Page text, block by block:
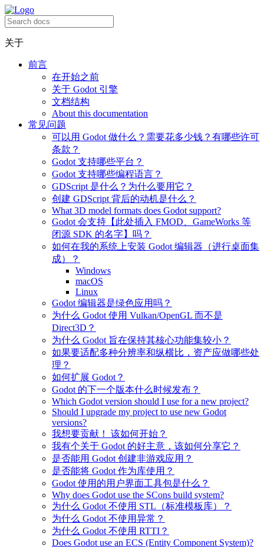
关于
前言
在开始之前
关于 Godot 引擎
文档结构
About this documentation
常见问题
可以用 Godot 做什么？需要花多少钱？有哪些许可
条款？
Godot 支持哪些平台？
Godot 支持哪些编程语言？
GDScript 是什么？为什么要用它？
创建 GDScript 背后的动机是什么？
What 3D model formats does Godot support?
Godot 会支持【此处插入 FMOD、GameWorks 等
闭源 SDK 的名字】吗？
如何在我的系统上安装 Godot 编辑器（进行桌面集
成）？
Windows
macOS
Linux
Godot 编辑器是绿色应用吗？
为什么 Godot 使用 Vulkan/OpenGL 而不是
Direct3D？
为什么 Godot 旨在保持其核心功能集较小？
如果要适配多种分辨率和纵横比，资产应做哪些处
理？
如何扩展 Godot？
Godot 的下一个版本什么时候发布？
Which Godot version should I use for a new project?
Should I upgrade my project to use new Godot
versions?
我想要贡献！ 该如何开始？
我有个关于 Godot 的好主意，该如何分享它？
是否能用 Godot 创建非游戏应用？
是否能将 Godot 作为库使用？
Godot 使用的用户界面工具包是什么？
Why does Godot use the SCons build system?
为什么 Godot 不使用 STL（标准模板库）？
为什么 Godot 不使用异常？
为什么 Godot 不使用 RTTI？
Does Godot use an ECS (Entity Component System)?